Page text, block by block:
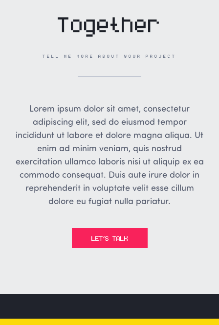
Together
TELL ME MORE ABOUT YOUR PROJECT
Lorem ipsum dolor sit amet, consectetur
adipiscing elit, sed do eiusmod tempor
incididunt ut labore et dolore magna aliqua. Ut
enim ad minim veniam, quis nostrud
exercitation ullamco laboris nisi ut aliquip ex ea
commodo consequat. Duis aute irure dolor in
reprehenderit in voluptate velit esse cillum
dolore eu fugiat nulla pariatur.
LET’S TALK